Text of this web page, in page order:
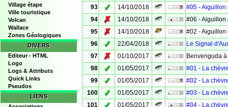
Village étape
Ville touristique
Volcan
Wallace
Zones Géologiques
DIVERS
Editeur - HTML
Logo
Logs & Attributs
Quick Links
Pseudos
LIENS
93 ✓ 14/10/2018
#05 - Aiguillon
94
✗ 14/10/2018
#06 - Aiguillon
95
✗ 14/10/2018
#02 - Aiguillon
96
✓ 22/04/2018
Le Signal
97
✗ 01/10/2017
Benvenguda
98
✓ 01/05/2017
#01 - La
99
✓ 01/05/2017
#02 - La
100
✓ 01/05/2017
#03 - La
101
01/05/2017
#04 - La